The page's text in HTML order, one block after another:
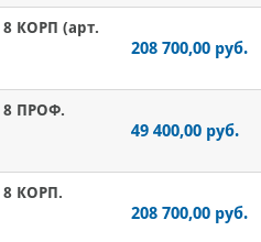
КОРП (арт.
208 700,00 руб.
8 ПРОФ.
49 400,00 руб.
8 КОРП.
208 700,00 руб.